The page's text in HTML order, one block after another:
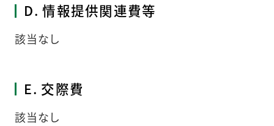
D. 情報提供関連費等
該当なし
E. 交際費
該当なし